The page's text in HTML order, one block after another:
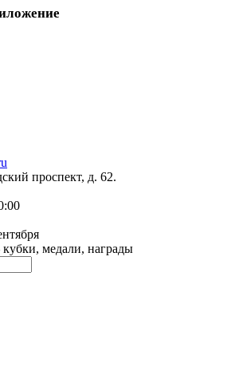
проспект, д. 62.
медали, награды